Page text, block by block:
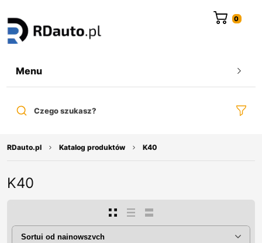
Menu
Czego szukasz?
RDauto.pl Katalog produktów K40
K40